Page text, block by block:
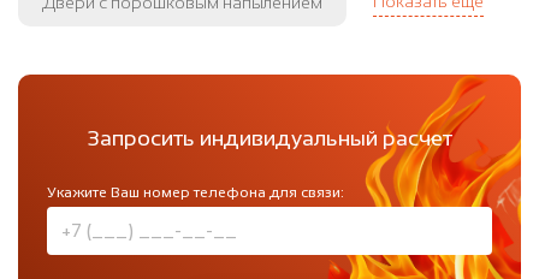
Запросить индивидуальный расчет
Укажите Ваш номер телефона для связи: